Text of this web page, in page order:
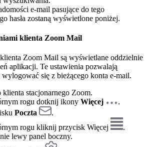
e-mail pasujące do tego
hasła zostaną wyświetlone poniżej.
klienta Zoom Mail
Zoom Mail są wyświetlane oddzielnie
aplikacji. Te ustawienia pozwalają
się z bieżącego konta e-mail.
klienta stacjonarnego Zoom.
rogu dotknij ikony Więcej
.
Poczta
.
rogu kliknij przycisk Więcej
.
lewy panel boczny.